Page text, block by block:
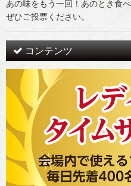
あの味をもう一回！あのとき食
ぜひご投票ください。
コンテンツ